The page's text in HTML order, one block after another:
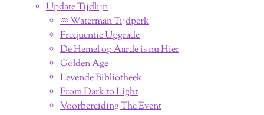
Update Tijdlijn
♒︎ Waterman Tijdperk
Frequentie Upgrade
De Hemel op Aarde is nu Hier
Golden Age
Levende Bibliotheek
From Dark to Light
Voorbereiding The Event